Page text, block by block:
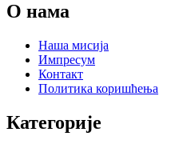
О нама
Наша мисија
Импресум
Контакт
Политика коришћења
Категорије